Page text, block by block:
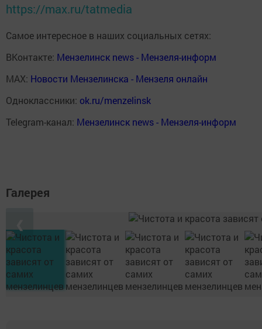
https://max.ru/tatmedia
Самое интересное в наших социальных сетях:
ВКонтакте: Мензелинск news - Мензеля-информ
MAX: Новости Мензелинска - Мензеля онлайн
Одноклассники: ok.ru/menzelinsk
Telegram-канал: Мензелинск news - Мензеля-информ
Галерея